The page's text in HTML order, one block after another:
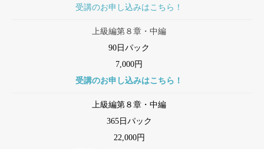
受講のお申し込みはこちら！
上級編第８章・中編
90日パック
7,000円
受講のお申し込みはこちら！
上級編第８章・中編
365日パック
22,000円